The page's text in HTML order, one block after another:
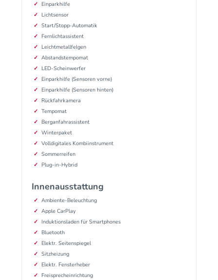
Einparkhilfe
Lichtsensor
Start/Stopp-Automatik
Fernlichtassistent
Leichtmetallfelgen
Abstandstempomat
LED-Scheinwerfer
Einparkhilfe (Sensoren vorne)
Einparkhilfe (Sensoren hinten)
Rückfahrkamera
Tempomat
Berganfahrassistent
Winterpaket
Volldigitales Kombiinstrument
Sommerreifen
Plug-in-Hybrid
Innenausstattung
Ambiente-Beleuchtung
Apple CarPlay
Induktionsladen für Smartphones
Bluetooth
Elektr. Seitenspiegel
Sitzheizung
Elektr. Fensterheber
Freisprecheinrichtung